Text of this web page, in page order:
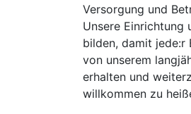
Versorgung und
Unsere Einrichtung
bilden, damit jede:r
von unserem
erhalten und
willkommen zu